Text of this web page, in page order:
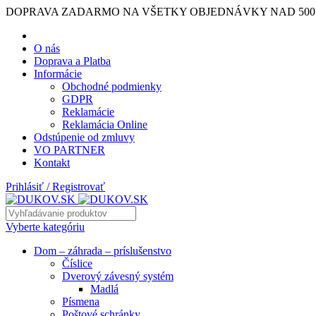
DOPRAVA ZADARMO NA VŠETKY OBJEDNÁVKY NAD
O nás
Doprava a Platba
Informácie
Obchodné podmienky
GDPR
Reklamácie
Reklamácia Online
Odstúpenie od zmluvy
VO PARTNER
Kontakt
Prihlásiť / Registrovať
Vyberte kategóriu
Dom – záhrada – príslušenstvo
Číslice
Dverový závesný systém
Madlá
Písmena